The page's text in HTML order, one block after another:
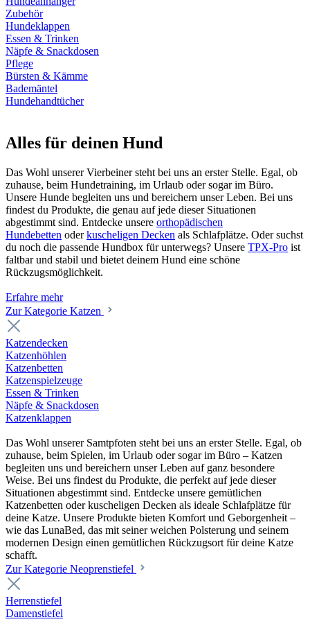
Zubehör
Hundeklappen
Essen & Trinken
Näpfe & Snackdosen
Pflege
Bürsten & Kämme
Bademäntel
Hundehandtücher
Alles für deinen Hund
Das Wohl unserer Vierbeiner steht bei uns an erster Stelle. Egal, ob
zuhause, beim Hundetraining, im Urlaub oder sogar im Büro.
Unsere Hunde begleiten uns und bereichern unser Leben. Bei uns
findest du Produkte, die genau auf jede dieser Situationen
abgestimmt sind. Entdecke unsere orthopädischen
Hundebetten oderkuscheligen Decken als Schlafplätze. Oder suchst
du noch die passende Hundbox für unterwegs? Unsere TPX-Pro ist
faltbar und stabil und bietet deinem Hund eine schöne
Rückzugsmöglichkeit.
Erfahre mehr
Zur Kategorie Katzen
Katzendecken
Katzenhöhlen
Katzenbetten
Katzenspielzeuge
Essen & Trinken
Näpfe & Snackdosen
Katzenklappen
Das Wohl unserer Samtpfoten steht bei uns an erster Stelle. Egal, ob
zuhause, beim Spielen, im Urlaub oder sogar im Büro – Katzen
begleiten uns und bereichern unser Leben auf ganz besondere
Weise. Bei uns findest du Produkte, die perfekt auf jede dieser
Situationen abgestimmt sind. Entdecke unsere gemütlichen
Katzenbetten oder kuscheligen Decken als ideale Schlafplätze für
deine Katze. Unsere Produkte bieten Komfort und Geborgenheit –
wie das LunaBed, das mit seiner weichen Polsterung und seinem
modernen Design einen gemütlichen Rückzugsort für deine Katze
schafft.
Zur Kategorie Neoprenstiefel
Herrenstiefel
Damenstiefel